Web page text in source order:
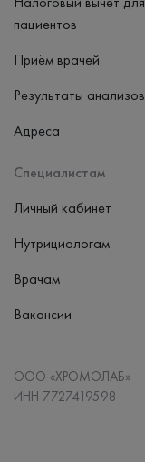
пациентов
Приём врачей
Результаты анализов
Адреса
Специалистам
Личный кабинет
Нутрициологам
Врачам
Вакансии
ООО «ХРОМОЛАБ»
ИНН 7727419598